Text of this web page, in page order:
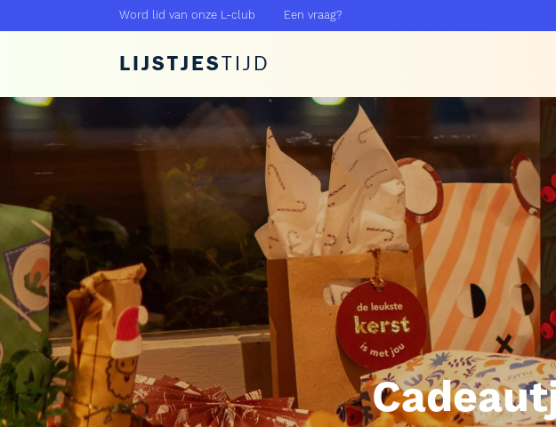
Word lid van onze L-club Een vraag?
LIJSTJESTIJD